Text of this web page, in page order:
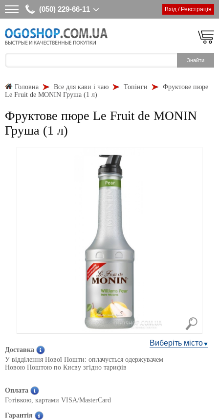
(050) 229-66-11 Вхід / Реєстрація
Головна Все для кави і чаю Топінги
Фруктове пюре
Le Fruit de MONIN Груша (1 л)
Фруктове пюре Le Fruit de MONIN
Груша (1 л)
Виберіть місто
Доставка
У відділення Нової Пошти: оплачується одержувачем
Новою Поштою по Києву згідно тарифів
Оплата
Готівкою, картами VISA/MasterCard
Гарантія